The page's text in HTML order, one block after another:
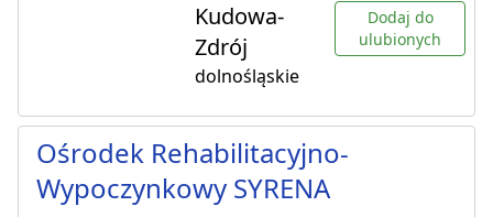
Kudowa-
Zdrój
dolnośląskie
Dodaj do
ulubionych
Ośrodek Rehabilitacyjno-
Wypoczynkowy SYRENA